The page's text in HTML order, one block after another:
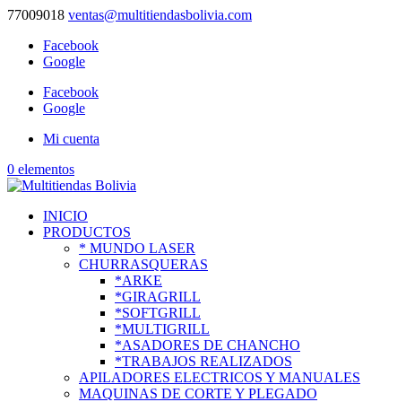
77009018 ventas@multitiendasbolivia.com
Facebook
Google
Facebook
Google
Mi cuenta
0 elementos
INICIO
PRODUCTOS
* MUNDO LASER
CHURRASQUERAS
*ARKE
*GIRAGRILL
*SOFTGRILL
*MULTIGRILL
*ASADORES DE CHANCHO
*TRABAJOS REALIZADOS
APILADORES ELECTRICOS Y MANUALES
MAQUINAS DE CORTE Y PLEGADO